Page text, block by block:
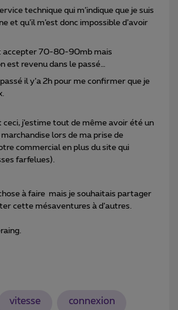
technique qui m’indique que je suis
et qu’il m’est donc impossible d’avoir
accepter 70-80-90mb mais
est revenu dans le passé…
il y’a 2h pour me confirmer que je
ceci, j’estime tout de même avoir été un
lors de ma prise de
commercial en plus du site qui
farfelues).
chose à faire mais je souhaitais partager
cette mésaventures à d’autres.
vitesse connexion